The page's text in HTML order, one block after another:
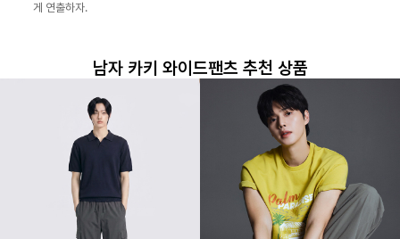
게 연출하자.
남자 카키 와이드팬츠 추천 상품